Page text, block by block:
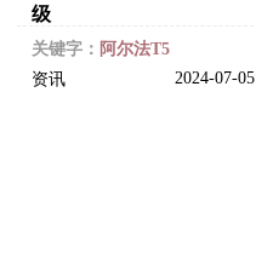
级
关键字： 阿尔法T5
资讯
2024-07-05